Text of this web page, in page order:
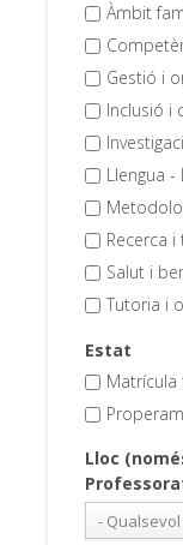
Àmbit
Gestió i
Inclusió i
Llengua -
Recerca
Salut i
Tutoria i
Estat
Matrícula
Lloc